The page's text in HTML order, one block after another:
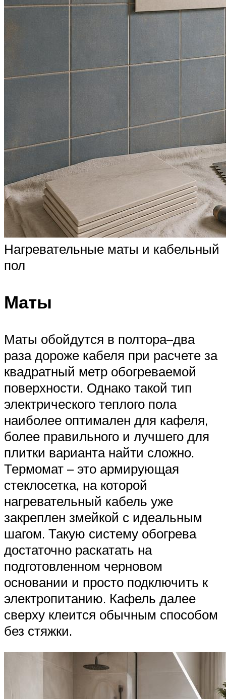
Нагревательные маты и кабельный
пол
Маты
Маты обойдутся в полтора–два
раза дороже кабеля при расчете за
квадратный метр обогреваемой
поверхности. Однако такой тип
электрического теплого пола
наиболее оптимален для кафеля,
более правильного и лучшего для
плитки варианта найти сложно.
Термомат – это армирующая
стеклосетка, на которой
нагревательный кабель уже
закреплен змейкой с идеальным
шагом. Такую систему обогрева
достаточно раскатать на
подготовленном черновом
основании и просто подключить к
электропитанию. Кафель далее
сверху клеится обычным способом
без стяжки.